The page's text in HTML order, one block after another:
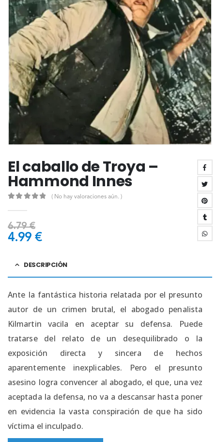
El caballo de Troya –
Hammond Innes
( No hay valoraciones aún. )
6.79€
4.99 €
DESCRIPCIÓN
Ante la fantástica historia relatada por el presunto
autor de un crimen brutal, el abogado penalista
Kilmartin vacila en aceptar su defensa. Puede
tratarse del relato de un desequilibrado o la
exposición directa y sincera de hechos
aparentemente inexplicables. Pero el presunto
asesino logra convencer al abogado, el que, una vez
aceptada la defensa, no va a descansar hasta poner
en evidencia la vasta conspiración de que ha sido
víctima el inculpado.